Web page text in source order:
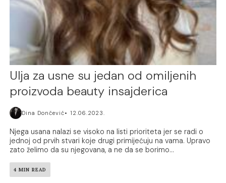
Ulja za usne su jedan od omiljenih
proizvoda beauty insajderica
Dina Dončević 12.06.2023.
Njega usana nalazi se visoko na listi prioriteta jer se radi o
jednoj od prvih stvari koje drugi primijećuju na vama. Upravo
zato želimo da su njegovana, a ne da se borimo...
4 MIN READ